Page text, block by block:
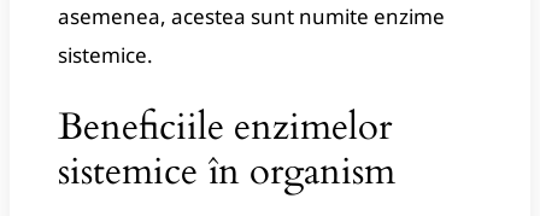
asemenea, acestea sunt numite enzime
sistemice.
Beneficiile enzimelor
sistemice în organism